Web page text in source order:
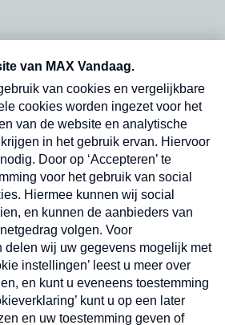
en dinsdagochtend in
Verzend
abonnement op onze